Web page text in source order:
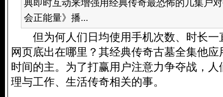
典即时互动来增强用经典传奇最恐怖的几集户
会正能量》播...
但为何人们日均使用手机次数、时长一
网页底出在哪里？其经典传奇古墓全集他
时间的主。为了打赢用户注意力争夺战，
理与工作、生活传奇相关的事。